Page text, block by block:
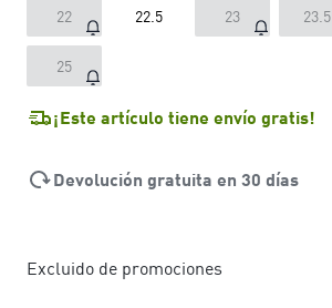
22 22.5 23 23.5
25
¡Este artículo tiene envío gratis!
Devolución gratuita en 30 días
Excluido de promociones